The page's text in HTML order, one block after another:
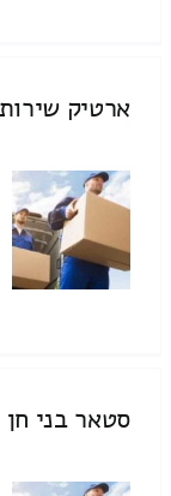
ארטיק
סטאר בני